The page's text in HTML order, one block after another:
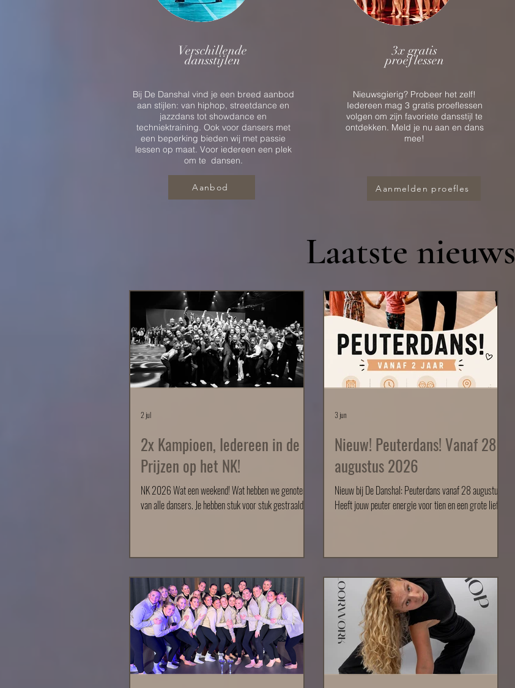
Verschillende
dansstijlen
Bij De Danshal vind je een breed aanbod
aan stijlen: van hiphop, streetdance en
jazzdans tot showdance en
techniektraining. Ook voor dansers met
een beperking bieden wij met passie
lessen op maat. Voor iedereen een plek
om te dansen.
Aanbod
3x gratis
proeflessen
Nieuwsgierig? Probeer het zelf!
Iedereen mag 3 gratis proeflessen
volgen om zijn favoriete dansstijl te
ontdekken. Meld je nu aan en dans
mee!
Aanmelden proefles
Laatste nieuws
2x Kampioen, Iedereen in de
Prijzen op het NK!
NK 2026 Wat een weekend! Wat hebben we genoten
van alle dansers. Je hebben stuk voor stuk gestraald op
Showdance Advanced t/m 19 jaar, tweede plaats
Jazzdans A t/m 16 jaar, derde plaats Ook mocht de D9
een gastoptreden verzorgen omdat dit landelijk 6e zijn
geëindigd met de voorrond
2 jul
Nieuw! Peuterdans! Vanaf 28
augustus 2026
Nieuw bij De Danshal: Peuterdans vanaf 28 augustus!
Heeft jouw peuter energie voor tien en een grote liefde
van 09:45 tot 10:30 uur. Tijdens de lessen maken
peuters op een speelse manier kennis met dans,
muziek en beweging. We springen, draaien, klappen,
ontdekken ritmes en beleven samen
3 jun